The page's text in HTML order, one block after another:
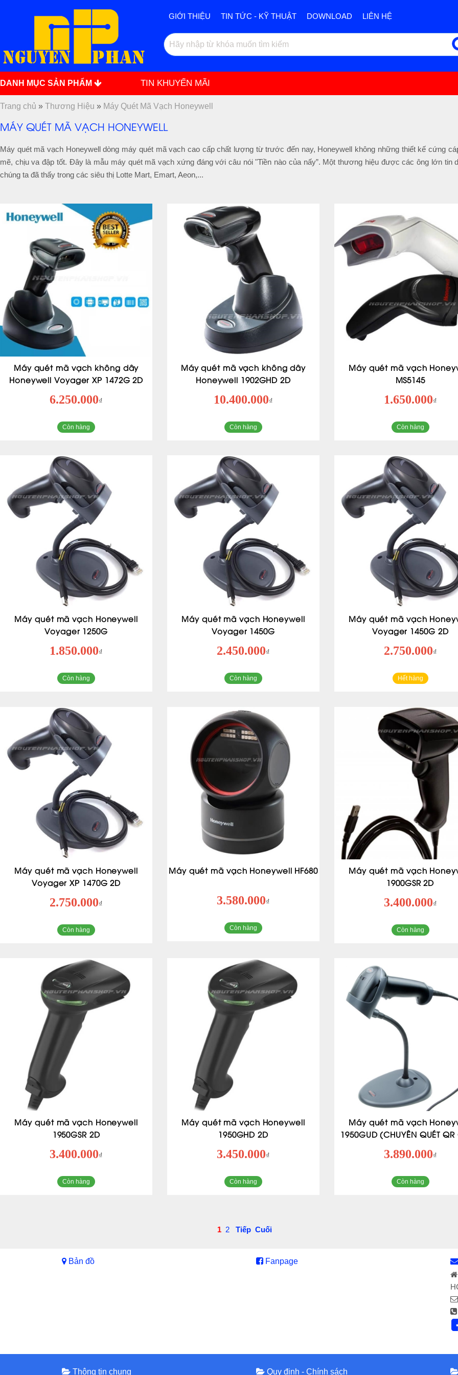
GIỚI THIỆU TIN TỨC - KỸ THUẬT DOWNLOAD LIÊN HỆ
DANH MỤC SẢN PHẨM TIN KHUYẾN MÃI
Trang chủ » Thương Hiệu » Máy Quét Mã Vạch Honeywell
MÁY QUÉT MÃ VẠCH HONEYWELL
Máy quét mã vạch Honeywell dòng máy quét mã vạch cao cấp chất lượng từ trước đến nay, Honeywell không những thiết kế cứng
mẽ, chịu va đập tốt. Đây là mẫu máy quét mã vạch xứng đáng với câu nói "Tiền nào của nấy”. Một thương hiệu được các ông lớn tin
chúng ta đã thấy trong các siêu thị Lotte Mart, Emart, Aeon,...
Máy quét mã vạch không dây
Honeywell Voyager XP 1472G 2D
6.250.000₫
Còn hàng
Máy quét mã vạch không dây
Honeywell 1902GHD 2D
10.400.000₫
Còn hàng
Máy quét mã vạch
MS5145
1.650.000₫
Còn hàng
Máy quét mã vạch Honeywell
Voyager 1250G
1.850.000₫
Còn hàng
Máy quét mã vạch Honeywell
Voyager 1450G
2.450.000₫
Còn hàng
Máy quét mã vạch
Voyager 1450G 2D
2.750.000₫
Hết hàng
Máy quét mã vạch Honeywell
Voyager XP 1470G 2D
2.750.000₫
Còn hàng
Máy quét mã vạch Honeywell HF680
3.580.000₫
Còn hàng
Máy quét mã vạch
1900GSR 2D
3.400.000₫
Còn hàng
Máy quét mã vạch Honeywell
1950GSR 2D
3.400.000₫
Còn hàng
Máy quét mã vạch Honeywell
1950GHD 2D
3.450.000₫
Còn hàng
Máy quét mã vạch
1950GUD (CHUYÊN QUÉT QR
3.890.000₫
Còn hàng
1 2 Tiếp Cuối
Bản đồ
Fanpage
Thông tin chung Quy định - Chính sách